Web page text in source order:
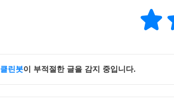
클린봇이 부적절한 글을 감지 중입니다.